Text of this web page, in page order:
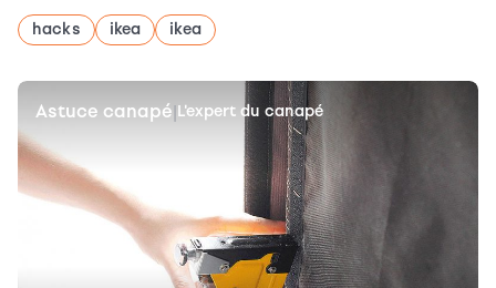
hacks ikea ikea
Astuce canapé|L'expert du canapé